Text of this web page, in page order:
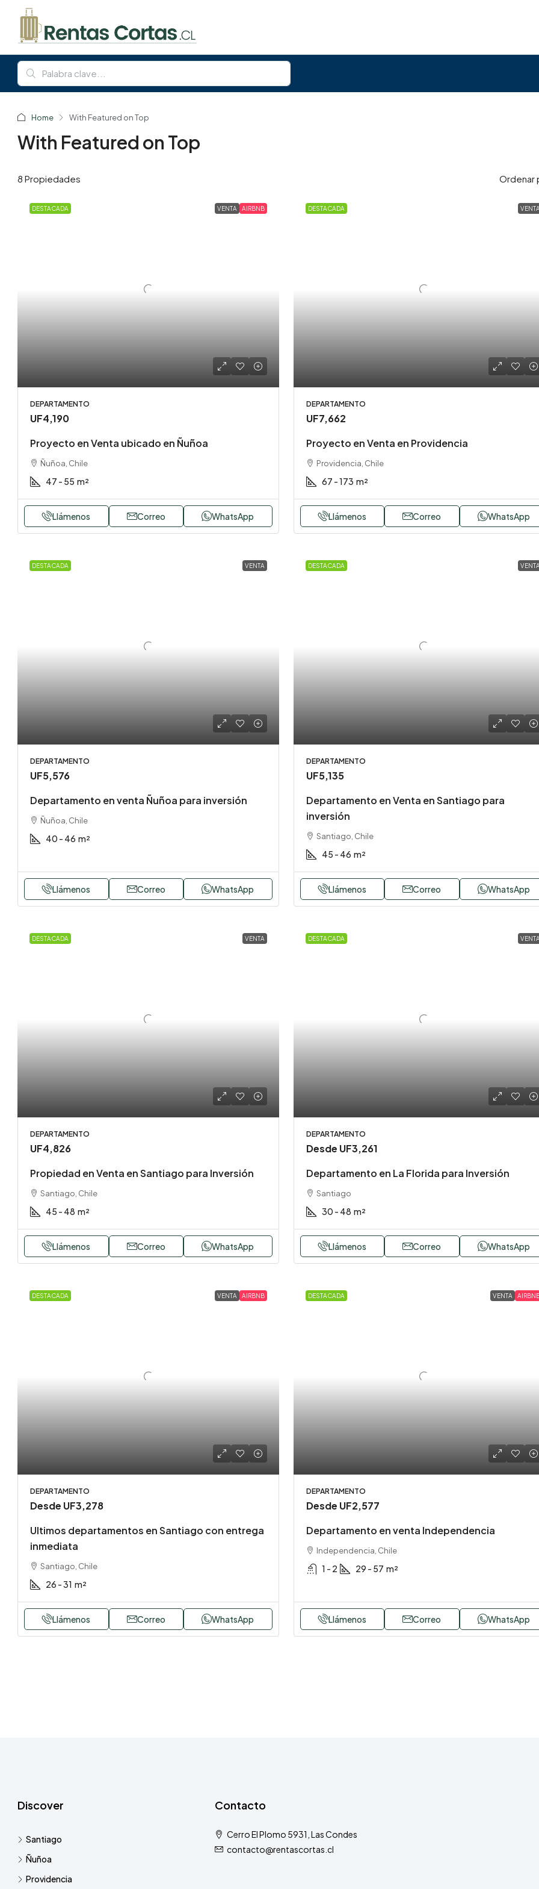
Home With Featured on Top
With Featured on Top
8 Propiedades Ordenar
DESTACADA VENTA AIRBNB
DEPARTAMENTO
UF4,190
Proyecto en Venta ubicado en Ñuñoa
Ñuñoa, Chile
47 - 55 m²
Llámenos Correo WhatsApp
DESTACADA
DEPARTAMENTO
UF7,662
Proyecto en Venta en Providencia
Providencia, Chile
67 - 173 m²
Llámenos Correo WhatsApp
DESTACADA VENTA
DEPARTAMENTO
UF5,576
Departamento en venta Ñuñoa para inversión
Ñuñoa, Chile
40 - 46 m²
Llámenos Correo WhatsApp
DESTACADA
DEPARTAMENTO
UF5,135
Departamento en Venta en Santiago para
inversión
Santiago, Chile
45 - 46 m²
Llámenos Correo WhatsApp
DESTACADA VENTA
DEPARTAMENTO
UF4,826
Propiedad en Venta en Santiago para Inversión
Santiago, Chile
45 - 48 m²
Llámenos Correo WhatsApp
DESTACADA
DEPARTAMENTO
Desde UF3,261
Departamento en La Florida para Inversión
Santiago
30 - 48 m²
Llámenos Correo WhatsApp
DESTACADA VENTA AIRBNB
DEPARTAMENTO
Desde UF3,278
Ultimos departamentos en Santiago con entrega
inmediata
Santiago, Chile
26 - 31 m²
Llámenos Correo WhatsApp
DESTACADA VENTA
DEPARTAMENTO
Desde UF2,577
Departamento en venta Independencia
Independencia, Chile
1 - 2 29 - 57 m²
Llámenos Correo WhatsApp
Discover
Santiago
Ñuñoa
Providencia
Contacto
Cerro El Plomo 5931, Las Condes
contacto@rentascortas.cl